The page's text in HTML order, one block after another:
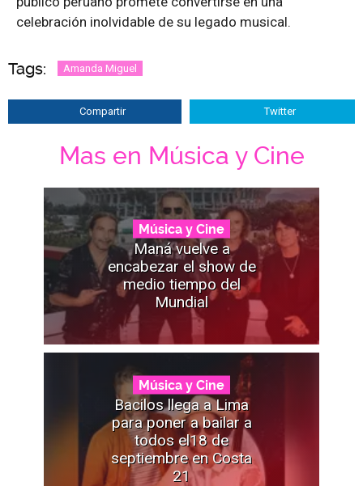
celebración inolvidable de su legado musical.
Tags: Amanda Miguel
Compartir Twitter
Mas en Música y Cine
Música y Cine
Maná vuelve a
encabezar el show de
medio tiempo del
Mundial
Música y Cine
Bacilos llega a Lima
para poner a bailar a
todos el18 de
septiembre en Costa
21